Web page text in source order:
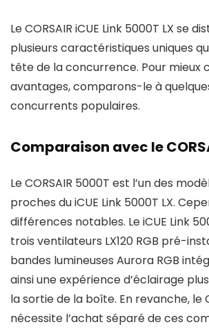
Le CORSAIR iCUE Link 5000T LX se
plusieurs caractéristiques uniques
tête de la concurrence. Pour mieux
avantages, comparons-le à
concurrents populaires.
Comparaison avec le
Le CORSAIR 5000T est l’un des
proches du iCUE Link 5000T LX.
différences notables. Le iCUE Link
trois ventilateurs LX120 RGB pré-
bandes lumineuses Aurora RGB
ainsi une expérience d’éclairage
la sortie de la boîte. En revanche, le
nécessite l’achat séparé de ces